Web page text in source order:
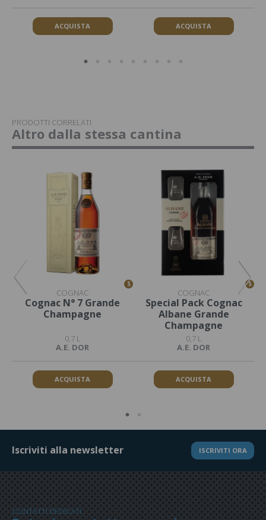
ACQUISTA ACQUISTA
PRODOTTI CORRELATI
Altro dalla stessa cantina
S
COGNAC
Cognac N° 7 Grande
Champagne
0,7 L
A.E. DOR
ACQUISTA
S
COGNAC
Special Pack Cognac
Albane Grande
Champagne
0,7 L
A.E. DOR
ACQUISTA
Iscriviti alla newsletter ISCRIVITI ORA
CONTATTI DEDICATI